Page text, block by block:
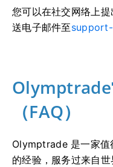
您可以在社交网络上
送电子邮件至
Olymptrade
（FAQ）
Olymptrade 是一家值
的经验，服务过来自